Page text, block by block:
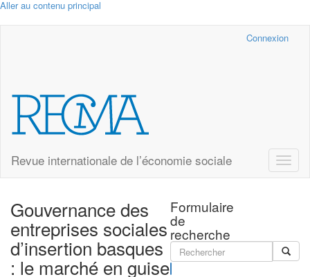
Aller au contenu principal
Connexion
Revue internationale de l’économie sociale
Toggle
Formulaire
de
recherche
Gouvernance des
entreprises sociales
d’insertion basques
: le marché en guise